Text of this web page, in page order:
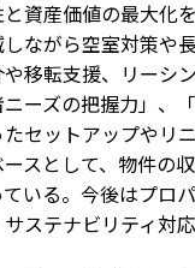
資産価値の最大化
ながら空室対策や
移転支援、リーシ
ーズの把握力」、
セットアップやリ
スとして、物件の
いる。今後はプロ
ステナビリティ対